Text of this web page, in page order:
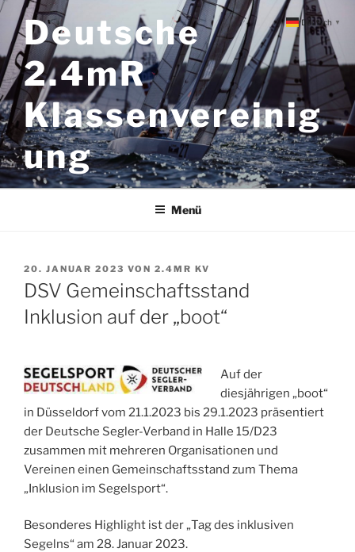
Zum
Inhalt
springenDeutsche
2.4mR
Klassenvereinig
ung
Menü
VERÖFFENTLICHT
AM
20. JANUAR 2023 VON 2.4MR KV
DSV Gemeinschaftsstand
Inklusion auf der „boot“
Auf der
diesjährigen „boot“
in Düsseldorf vom 21.1.2023 bis 29.1.2023 präsentiert
der Deutsche Segler-Verband in Halle 15/D23
zusammen mit mehreren Organisationen und
Vereinen einen Gemeinschaftsstand zum Thema
„Inklusion im Segelsport“.
Besonderes Highlight ist der „Tag des inklusiven
Segelns“ am 28. Januar 2023.
Deutsch ▼